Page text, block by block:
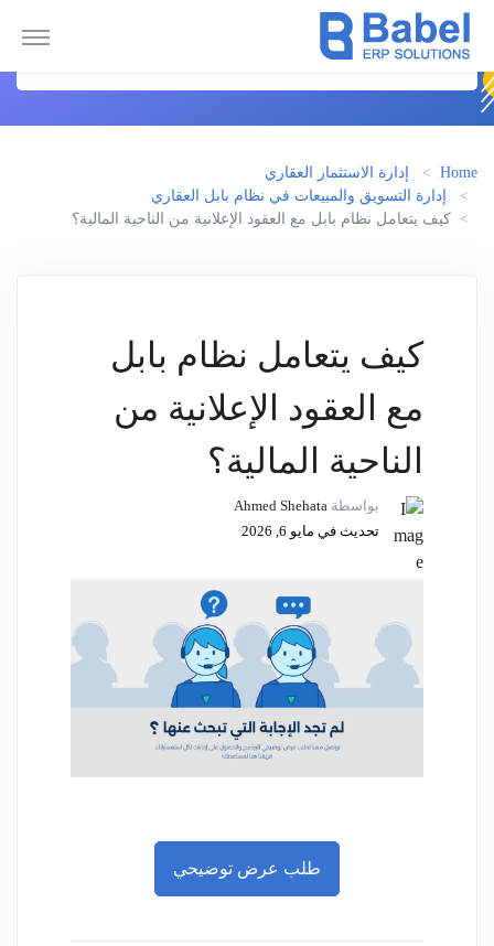
Home
إدارة الاستثمار العقاري
إدارة التسويق والمبيعات في نظام بابل العقاري
كيف يتعامل نظام بابل مع العقود الإعلانية من الناحية المالية؟
كيف يتعامل نظام بابل
مع العقود الإعلانية من
الناحية المالية؟
بواسطة
تحديث في مايو 6, 2026
طلب عرض توضيحي